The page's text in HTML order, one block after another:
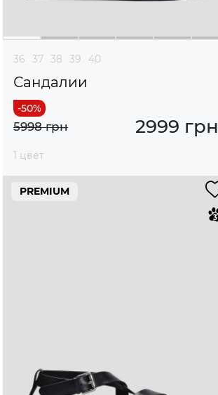
36 37 38 39 40
Сандалии
2999 грн
5998 грн
1 цвет
PREMIUM